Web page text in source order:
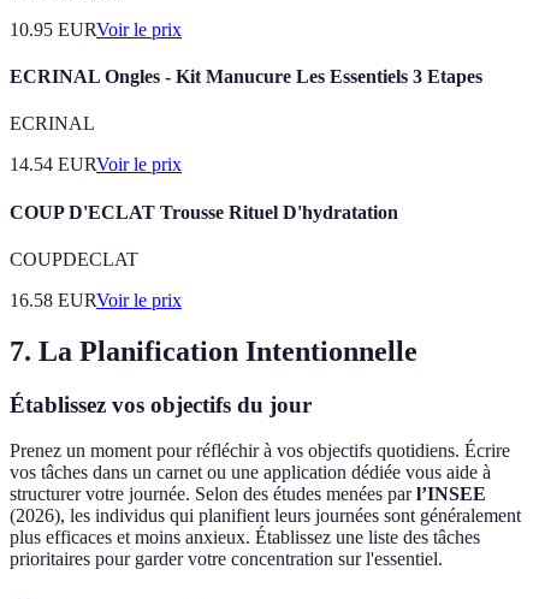
10.95 EURVoir le prix
ECRINAL Ongles - Kit Manucure Les Essentiels 3 Etapes
ECRINAL
14.54 EURVoir le prix
COUP D'ECLAT Trousse Rituel D'hydratation
COUPDECLAT
16.58 EURVoir le prix
7. La Planification Intentionnelle
Établissez vos objectifs du jour
Prenez un moment pour réfléchir à vos objectifs quotidiens. Écrire
vos tâches dans un carnet ou une application dédiée vous aide à
structurer votre journée. Selon des études menées parl’INSEE
(2026), les individus qui planifient leurs journées sont généralement
plus efficaces et moins anxieux. Établissez une liste des tâches
prioritaires pour garder votre concentration sur l'essentiel.